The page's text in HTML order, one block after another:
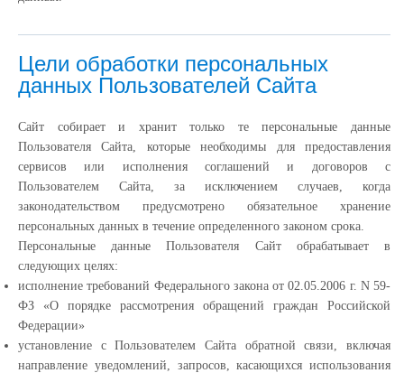
Цели обработки персональных
данных Пользователей Сайта
Сайт собирает и хранит только те персональные данные
Пользователя Сайта, которые необходимы для предоставления
сервисов или исполнения соглашений и договоров с
Пользователем Сайта, за исключением случаев, когда
законодательством предусмотрено обязательное хранение
персональных данных в течение определенного законом срока.
Персональные данные Пользователя Сайт обрабатывает в
следующих целях:
исполнение требований Федерального закона от 02.05.2006 г. N 59-
ФЗ «О порядке рассмотрения обращений граждан Российской
Федерации»
установление с Пользователем Сайта обратной связи, включая
направление уведомлений, запросов, касающихся использования